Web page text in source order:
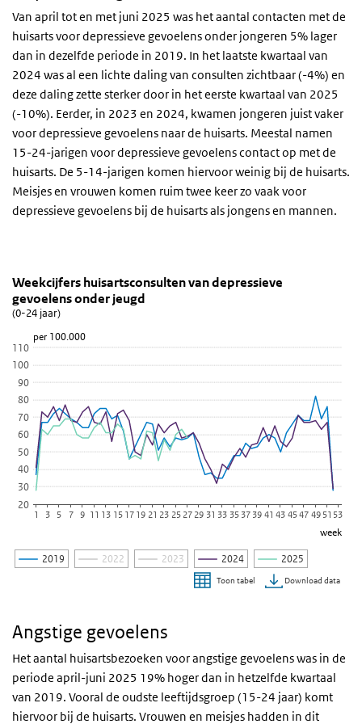
Van april tot en met juni 2025 was het aantal contacten met de
huisarts voor depressieve gevoelens onder jongeren 5% lager
dan in dezelfde periode in 2019. In het laatste kwartaal van
2024 was al een lichte daling van consulten zichtbaar (-4%) en
deze daling zette sterker door in het eerste kwartaal van 2025
(-10%). Eerder, in 2023 en 2024, kwamen jongeren juist vaker
voor depressieve gevoelens naar de huisarts. Meestal namen
15-24-jarigen voor depressieve gevoelens contact op met de
huisarts. De 5-14-jarigen komen hiervoor weinig bij de huisarts.
Meisjes en vrouwen komen ruim twee keer zo vaak voor
depressieve gevoelens bij de huisarts als jongens en mannen.
Depressieve gevoelens
Sla de grafiek 'Weekcijfers huisartsconsulten van depressieve
Weekcijfers huisartsconsulten van depressieve
Lijn grafiek met 5 lijnen.
(0-24 jaar)
Bekijk als data tabel.
De grafiek heeft 1 X-as die week weergeeft.
De grafiek heeft 1 Y-as die per 100.000 weergeeft.
per 100.000
week
Weekcijfers huisartsconsulten van depressieve
gevoelens onder jeugd
(0-24 jaar)
2019 2022 2023 2024 2025
20
30
40
50
60
70
80
90
100
110
1 3 5 7 9 11 13 15 1719 21 23 25 2729 31 33 35 373941 43454749 51 53
Toon tabel Download data
Angstige gevoelens
Het aantal huisartsbezoeken voor angstige gevoelens was in de
periode april-juni 2025 19% hoger dan in hetzelfde kwartaal
van 2019. Vooral de oudste leeftijdsgroep (15-24 jaar) komt
hiervoor bij de huisarts. Vrouwen en meisjes hadden in dit